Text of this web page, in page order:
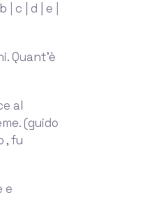
c | d | e |
Quant'è
al
(guido
, fu
e